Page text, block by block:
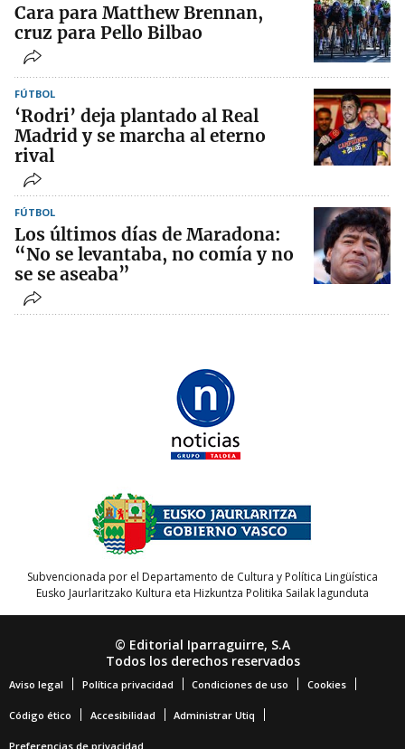
Cara para Matthew Brennan,
cruz para Pello Bilbao
FÚTBOL
‘Rodri’ deja plantado al Real
Madrid y se marcha al eterno
rival
FÚTBOL
Los últimos días de Maradona:
“No se levantaba, no comía y no
se se aseaba”
Subvencionada por el Departamento de Cultura y Política Lingüística
Eusko Jaurlaritzako Kultura eta Hizkuntza Politika Sailak lagunduta
© Editorial Iparraguirre, S.A
Todos los derechos reservados
Aviso legal Política privacidad Condiciones de uso Cookies
Código ético Accesibilidad Administrar Utiq
Preferencias de privacidad